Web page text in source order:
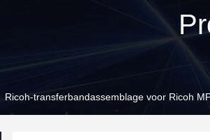
Ricoh-transferbandassemblage voor Ricoh